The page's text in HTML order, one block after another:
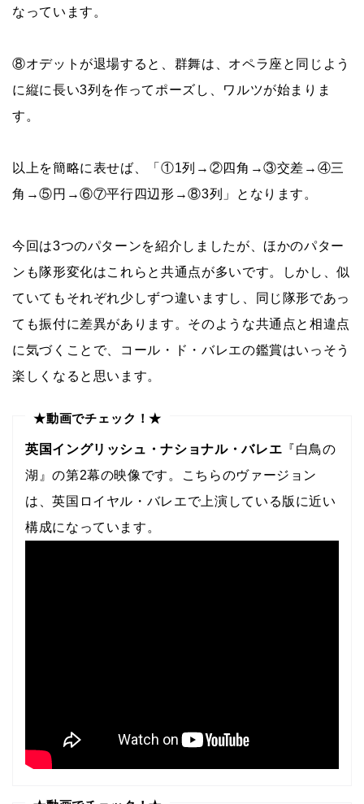
なっています。
⑧オデットが退場すると、群舞は、オペラ座と同じよう
に縦に長い3列を作ってポーズし、ワルツが始まりま
す。
以上を簡略に表せば、「①1列→②四角→③交差→④三
角→⑤円→⑥⑦平行四辺形→⑧3列」となります。
今回は3つのパターンを紹介しましたが、ほかのパター
ンも隊形変化はこれらと共通点が多いです。しかし、似
ていてもそれぞれ少しずつ違いますし、同じ隊形であっ
ても振付に差異があります。そのような共通点と相違点
に気づくことで、コール・ド・バレエの鑑賞はいっそう
楽しくなると思います。
★動画でチェック！★
英国イングリッシュ・ナショナル・バレエ 『白鳥の
湖』の第2幕の映像です。こちらのヴァージョン
は、英国ロイヤル・バレエで上演している版に近い
構成になっています。